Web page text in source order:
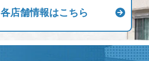
各店舗情報はこちら